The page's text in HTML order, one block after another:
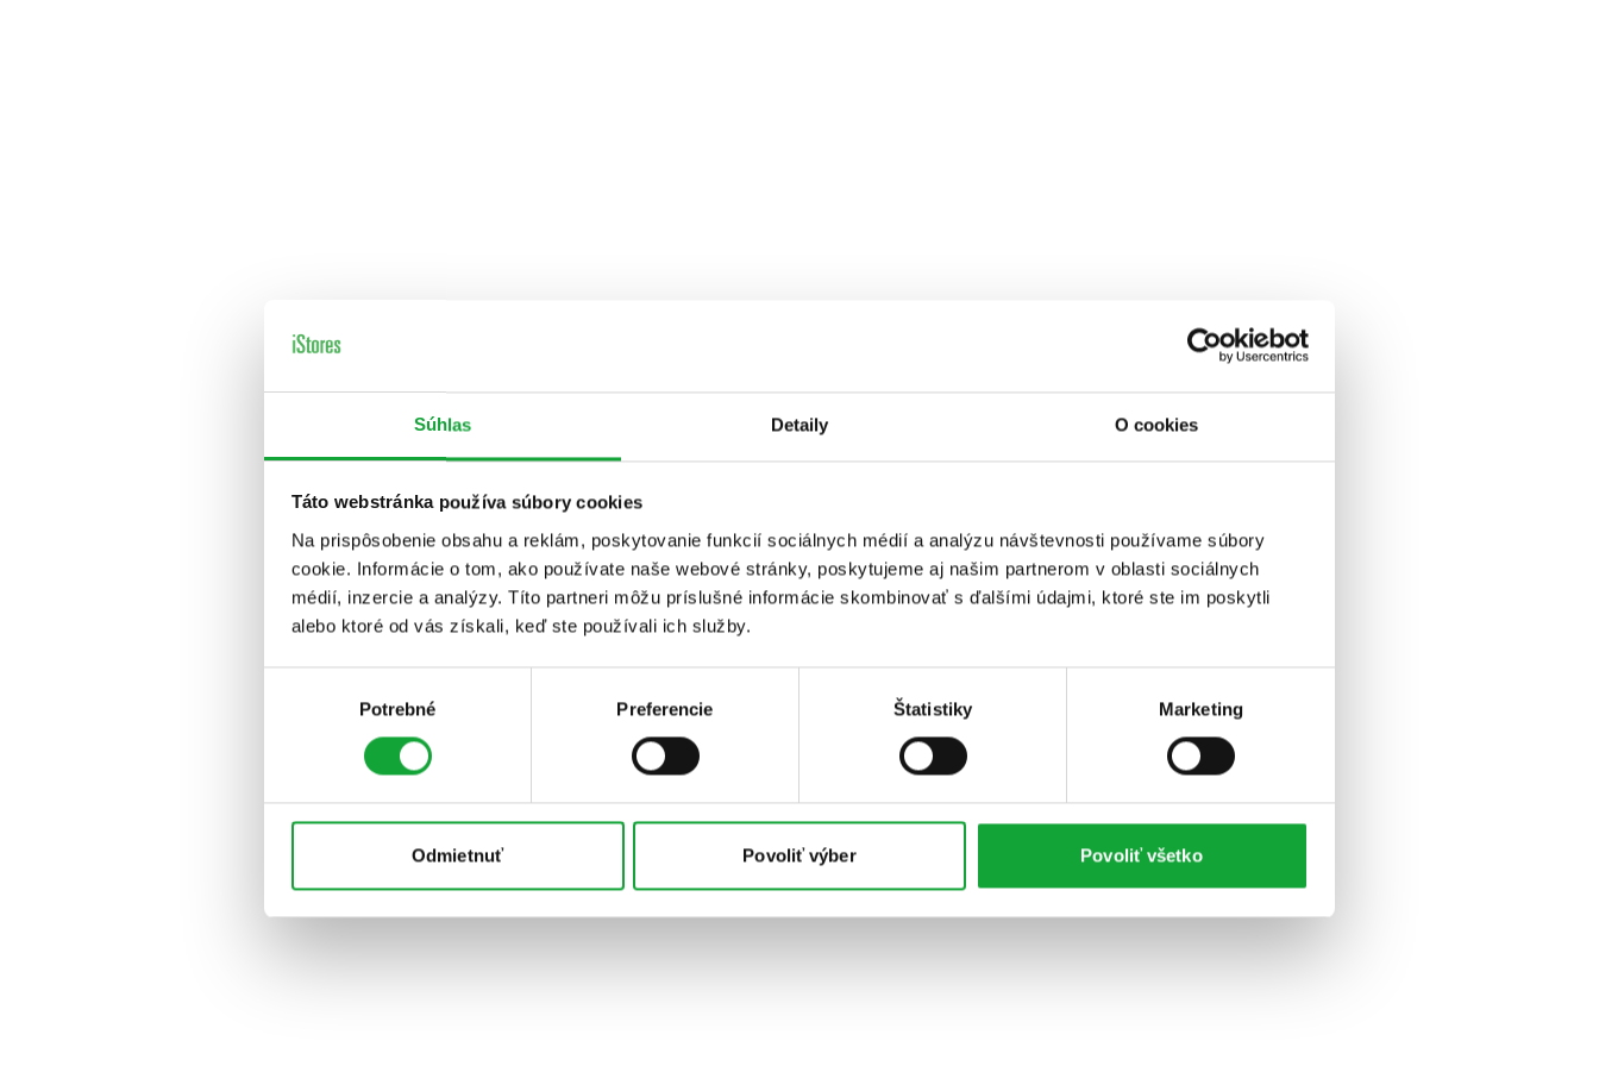
Súhlas Detaily O cookies
Táto webstránka používa súbory cookies
Na prispôsobenie obsahu a reklám, poskytovanie funkcií sociálnych médií a analýzu návštevnosti používame súbory
cookie. Informácie o tom, ako používate naše webové stránky, poskytujeme aj našim partnerom v oblasti sociálnych
médií, inzercie a analýzy. Títo partneri môžu príslušné informácie skombinovať s ďalšími údajmi, ktoré ste im poskytli
alebo ktoré od vás získali, keď ste používali ich služby.
Potrebné Preferencie Štatistiky Marketing
Odmietnuť Povoliť výber Povoliť všetko